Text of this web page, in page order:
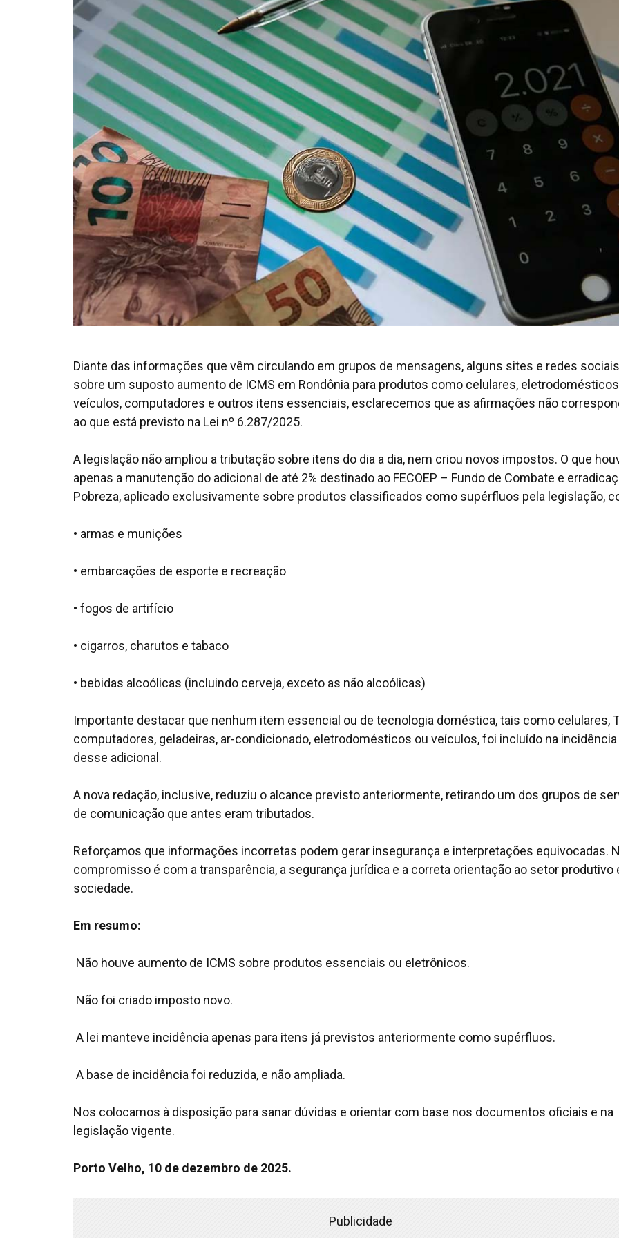
Diante das informações que vêm circulando em grupos de mensagens, alguns sites e redes sociais
sobre um suposto aumento de ICMS em Rondônia para produtos como celulares,
veículos, computadores e outros itens essenciais, esclarecemos que as afirmações não
ao que está previsto na Lei nº 6.287/2025.
A legislação não ampliou a tributação sobre itens do dia a dia, nem criou novos impostos. O que
apenas a manutenção do adicional de até 2% destinado ao FECOEP – Fundo de Combate e
Pobreza, aplicado exclusivamente sobre produtos classificados como supérfluos pela legislação,
• armas e munições
• embarcações de esporte e recreação
• fogos de artifício
• cigarros, charutos e tabaco
• bebidas alcoólicas (incluindo cerveja, exceto as não alcoólicas)
Importante destacar que nenhum item essencial ou de tecnologia doméstica, tais como celulares,
computadores, geladeiras, ar-condicionado, eletrodomésticos ou veículos, foi incluído na incidência
desse adicional.
A nova redação, inclusive, reduziu o alcance previsto anteriormente, retirando um dos grupos de
de comunicação que antes eram tributados.
Reforçamos que informações incorretas podem gerar insegurança e interpretações equivocadas.
compromisso é com a transparência, a segurança jurídica e a correta orientação ao setor produtivo
sociedade.
Em resumo:
Não houve aumento de ICMS sobre produtos essenciais ou eletrônicos.
Não foi criado imposto novo.
A lei manteve incidência apenas para itens já previstos anteriormente como supérfluos.
A base de incidência foi reduzida, e não ampliada.
Nos colocamos à disposição para sanar dúvidas e orientar com base nos documentos oficiais e na
legislação vigente.
Porto Velho, 10 de dezembro de 2025.
Publicidade